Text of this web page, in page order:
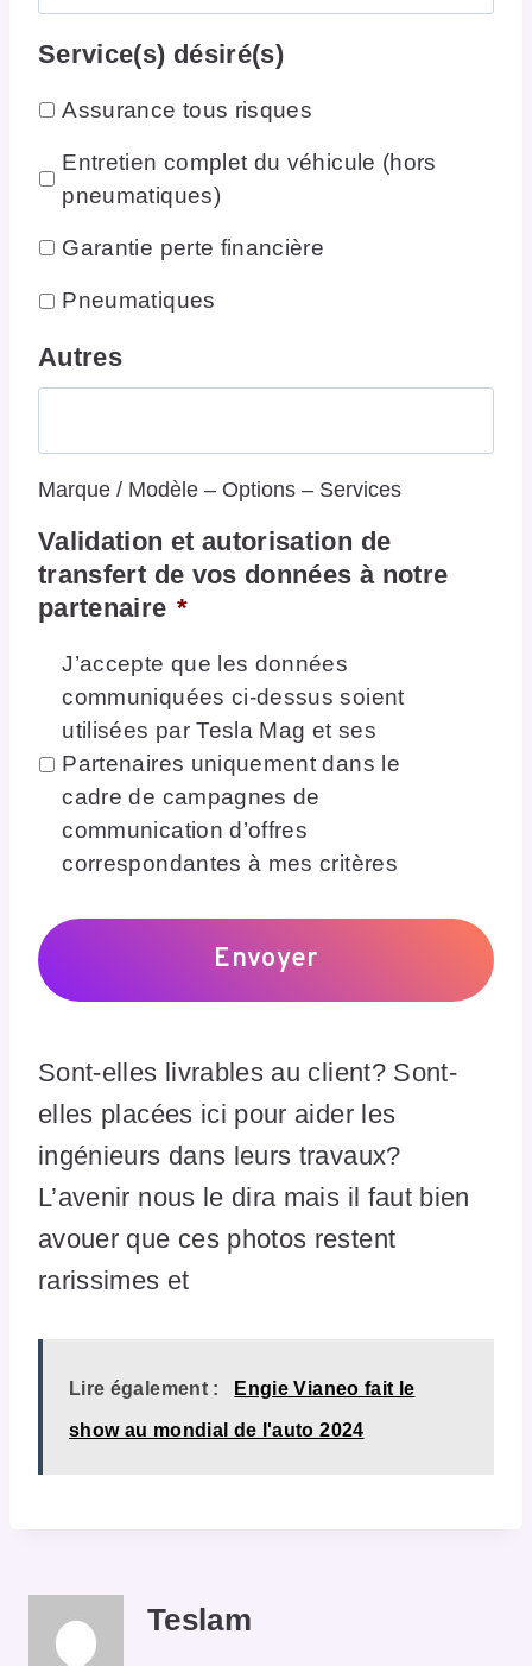
Service(s) désiré(s)
Assurance tous risques
Entretien complet du véhicule (hors
pneumatiques)
Garantie perte financière
Pneumatiques
Autres
Marque / Modèle – Options – Services
Validation et autorisation de
transfert de vos données à notre
partenaire *
J’accepte que les données
communiquées ci-dessus soient
utilisées par Tesla Mag et ses
Partenaires uniquement dans le
cadre de campagnes de
communication d’offres
correspondantes à mes critères
Sont-elles livrables au client? Sont-
elles placées ici pour aider les
ingénieurs dans leurs travaux?
L’avenir nous le dira mais il faut bien
avouer que ces photos restent
rarissimes et
Lire également : Engie Vianeo fait le
show au mondial de l'auto 2024
Teslam